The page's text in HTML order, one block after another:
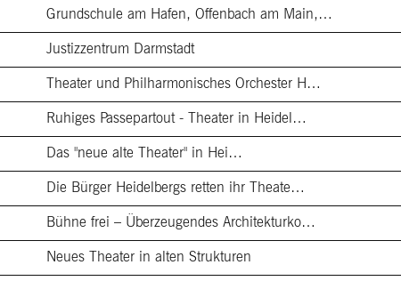
Grundschule am Hafen, Offenbach am Main,…
Justizzentrum Darmstadt
Theater und Philharmonisches Orchester H…
Ruhiges Passepartout - Theater in Heidel…
Das "neue alte Theater" in Hei…
Die Bürger Heidelbergs retten ihr Theate…
Bühne frei – Überzeugendes Architekturko…
Neues Theater in alten Strukturen